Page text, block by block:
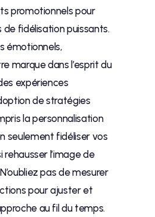
promotionnels pour
de fidélisation puissants.
émotionnels,
marque dans l’esprit du
expériences
de stratégies
la personnalisation
seulement fidéliser vos
rehausser l’image de
pas de mesurer
pour ajuster et
au fil du temps.